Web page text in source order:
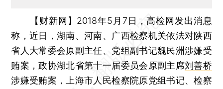
【财新网】 2018年5月7日，高检网发出消息
称，近日，湖南、河南、广西检察机关依法对陕西
省人大常委会原副主任、党组副书记魏民洲涉嫌受
贿案，政协湖北省第十一届委员会原副主席刘善桥
涉嫌受贿案，上海市人民检察院原党组书记、检察